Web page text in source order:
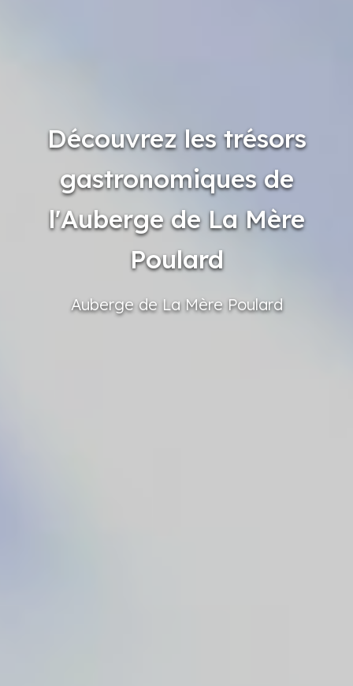
Découvrez les trésors
gastronomiques de
l'Auberge de La Mère
Poulard
Auberge de La Mère Poulard